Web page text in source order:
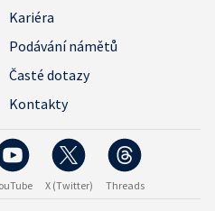
Kariéra
Podávání námětů
Časté dotazy
Kontakty
X (Twitter) Threads